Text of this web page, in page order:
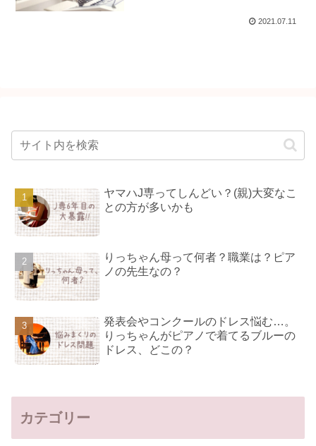
2021.07.11
ヤマハJ専ってしんどい？(親)大変なこ
との方が多いかも
りっちゃん母って何者？職業は？ピア
ノの先生なの？
発表会やコンクールのドレス悩む…。
りっちゃんがピアノで着てるブルーの
ドレス、どこの？
カテゴリー